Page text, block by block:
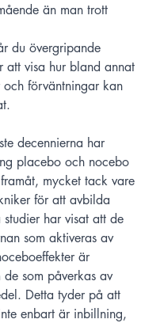
än man trott
du övergripande
att visa hur bland annat
och förväntningar kan
decennierna har
placebo och nocebo
mycket tack vare
för att avbilda
studier har visat att de
som aktiveras av
är
de som påverkas av
Detta tyder på att
enbart är inbillning,